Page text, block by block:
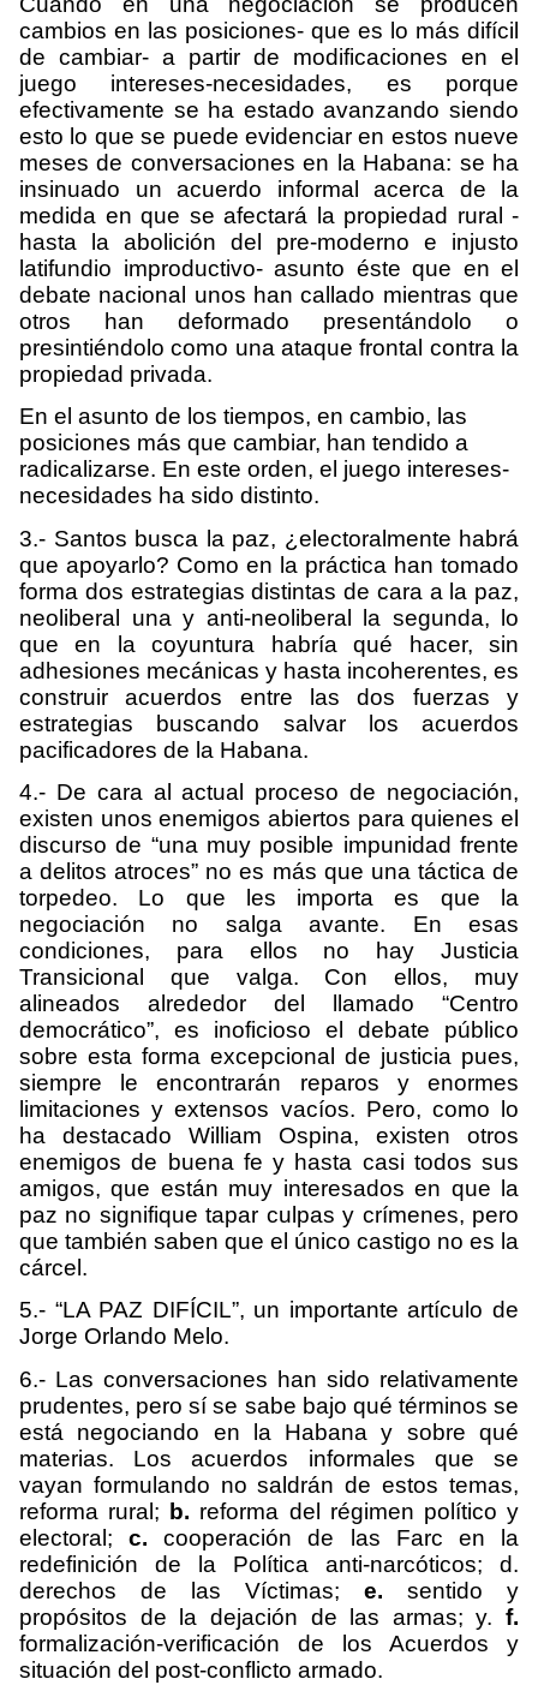
cambios en las posiciones- que es lo más difícil
de cambiar- a partir de modificaciones en el
juego intereses-necesidades, es porque
efectivamente se ha estado avanzando siendo
esto lo que se puede evidenciar en estos nueve
meses de conversaciones en la Habana: se ha
insinuado un acuerdo informal acerca de la
medida en que se afectará la propiedad rural -
hasta la abolición del pre-moderno e injusto
latifundio improductivo- asunto éste que en el
debate nacional unos han callado mientras que
otros han deformado presentándolo o
presintiéndolo como una ataque frontal contra la
propiedad privada.
En el asunto de los tiempos, en cambio, las
posiciones más que cambiar, han tendido a
radicalizarse. En este orden, el juego intereses-
necesidades ha sido distinto.
3.- Santos busca la paz, ¿electoralmente habrá
que apoyarlo? Como en la práctica han tomado
forma dos estrategias distintas de cara a la paz,
neoliberal una y anti-neoliberal la segunda, lo
que en la coyuntura habría qué hacer, sin
adhesiones mecánicas y hasta incoherentes, es
construir acuerdos entre las dos fuerzas y
estrategias buscando salvar los acuerdos
pacificadores de la Habana.
4.- De cara al actual proceso de negociación,
existen unos enemigos abiertos para quienes el
discurso de “una muy posible impunidad frente
a delitos atroces” no es más que una táctica de
torpedeo. Lo que les importa es que la
negociación no salga avante. En esas
condiciones, para ellos no hay Justicia
Transicional que valga. Con ellos, muy
alineados alrededor del llamado “Centro
democrático”, es inoficioso el debate público
sobre esta forma excepcional de justicia pues,
siempre le encontrarán reparos y enormes
limitaciones y extensos vacíos. Pero, como lo
ha destacado William Ospina, existen otros
enemigos de buena fe y hasta casi todos sus
amigos, que están muy interesados en que la
paz no signifique tapar culpas y crímenes, pero
que también saben que el único castigo no es la
cárcel.
5.- “LA PAZ DIFÍCIL”, un importante artículo de
Jorge Orlando Melo.
6.- Las conversaciones han sido relativamente
prudentes, pero sí se sabe bajo qué términos se
está negociando en la Habana y sobre qué
materias. Los acuerdos informales que se
vayan formulando no saldrán de estos temas,
reforma rural; b. reforma del régimen político y
electoral;c. cooperación de las Farc en la
redefinición de la Política anti-narcóticos; d.
derechos de las Víctimas; e. sentido y
propósitos de la dejación de las armas; y. f.
formalización-verificación de los Acuerdos y
situación del post-conflicto armado.